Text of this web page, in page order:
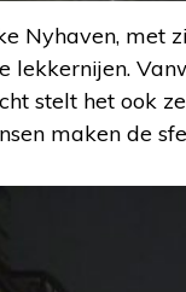
Nyhaven, met
lekkernijen.
stelt het ook
maken de